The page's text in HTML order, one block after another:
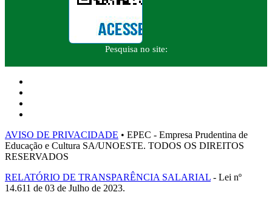
Pesquisa no site:
AVISO DE PRIVACIDADE • EPEC - Empresa Prudentina de
Educação e Cultura SA/UNOESTE. TODOS OS DIREITOS
RESERVADOS
RELATÓRIO DE TRANSPARÊNCIA SALARIAL - Lei nº
14.611 de 03 de Julho de 2023.